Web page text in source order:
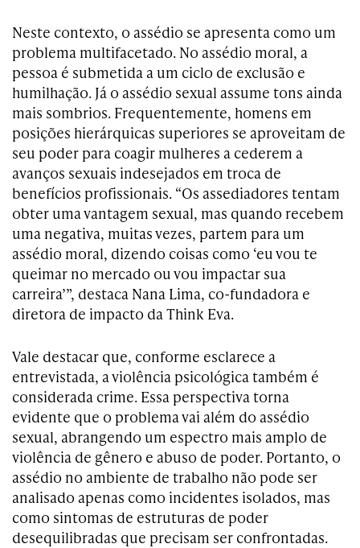
Neste contexto, o assédio se apresenta como um
problema multifacetado. No assédio moral, a
pessoa é submetida a um ciclo de exclusão e
humilhação. Já o assédio sexual assume tons ainda
mais sombrios. Frequentemente, homens em
posições hierárquicas superiores se aproveitam de
seu poder para coagir mulheres a cederem a
avanços sexuais indesejados em troca de
benefícios profissionais. “Os assediadores tentam
obter uma vantagem sexual, mas quando recebem
uma negativa, muitas vezes, partem para um
assédio moral, dizendo coisas como ‘eu vou te
queimar no mercado ou vou impactar sua
carreira’”, destaca Nana Lima, co-fundadora e
diretora de impacto da Think Eva.
Vale destacar que, conforme esclarece a
entrevistada, a violência psicológica também é
considerada crime. Essa perspectiva torna
evidente que o problema vai além do assédio
sexual, abrangendo um espectro mais amplo de
violência de gênero e abuso de poder. Portanto, o
assédio no ambiente de trabalho não pode ser
analisado apenas como incidentes isolados, mas
como sintomas de estruturas de poder
desequilibradas que precisam ser confrontadas.